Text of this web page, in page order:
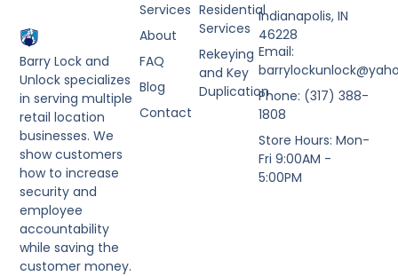
Barry Lock and
Unlock specializes
in serving multiple
retail location
businesses. We
show customers
how to increase
security and
employee
accountability
while saving the
customer money.
Residential
Services
Rekeying
and Key
Duplication
Services
About
FAQ
Blog
Contact
Indianapolis, IN
46228
Email:
Phone: (317) 388-
1808
Store Hours: Mon-
Fri 9:00AM -
5:00PM